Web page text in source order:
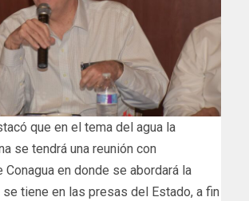
que en el tema del agua la
se tendrá una reunión con
Conagua en donde se abordará la
tiene en las presas del Estado, a fin